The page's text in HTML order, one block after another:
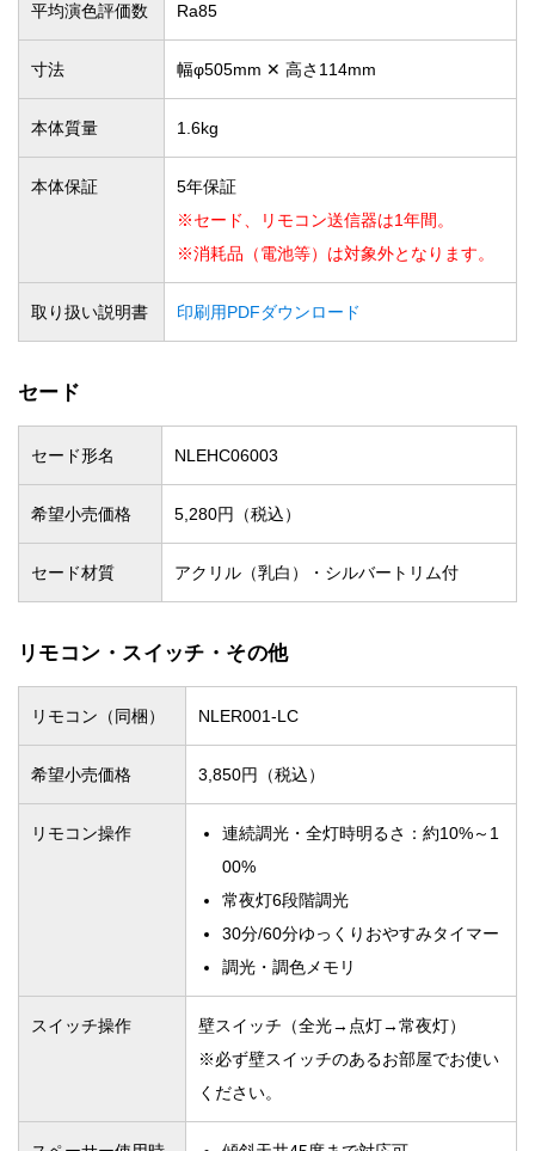
平均演色評価数 Ra85
寸法 幅φ505mm ✕ 高さ114mm
本体質量 1.6kg
本体保証
5年保証
※セード、リモコン送信器は1年間。
※消耗品（電池等）は対象外となります。
取り扱い説明書 印刷用PDFダウンロード
セード
セード形名 NLEHC06003
希望小売価格 5,280円（税込）
セード材質 アクリル（乳白）・シルバートリム付
リモコン・スイッチ・その他
リモコン（同梱） NLER001-LC
希望小売価格 3,850円（税込）
リモコン操作
連続調光・全灯時明るさ：約10%～1
00%
常夜灯6段階調光
30分/60分ゆっくりおやすみタイマー
調光・調色メモリ
スイッチ操作
壁スイッチ（全光→点灯→常夜灯）
※必ず壁スイッチのあるお部屋でお使い
ください。